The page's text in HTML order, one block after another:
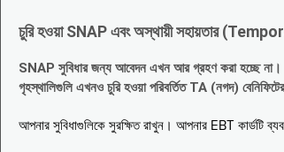
চুরি হওয়া SNAP এবং অস্থায়ী সহায়তার
SNAP সুবিধার জন্য আবেদন এখন আর গ্রহণ করা হচ্ছে না।
গৃহস্থালিগুলি এখনও চুরি হওয়া পরিবর্তিত TA (নগদ)
আপনার সুবিধাগুলিকে সুরক্ষিত রাখুন। আপনার EBT কার্ডটি